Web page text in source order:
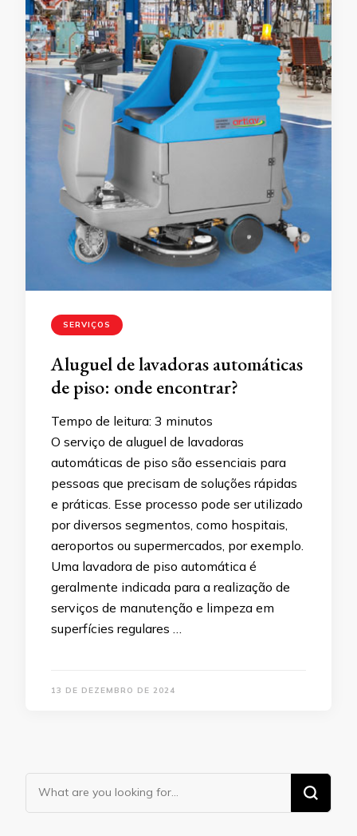
SERVIÇOS
Aluguel de lavadoras automáticas
de piso: onde encontrar?
Tempo de leitura: 3 minutos
O serviço de aluguel de lavadoras
automáticas de piso são essenciais para
pessoas que precisam de soluções rápidas
e práticas. Esse processo pode ser utilizado
por diversos segmentos, como hospitais,
aeroportos ou supermercados, por exemplo.
Uma lavadora de piso automática é
geralmente indicada para a realização de
serviços de manutenção e limpeza em
superfícies regulares …
13 DE DEZEMBRO DE 2024
Looking
for